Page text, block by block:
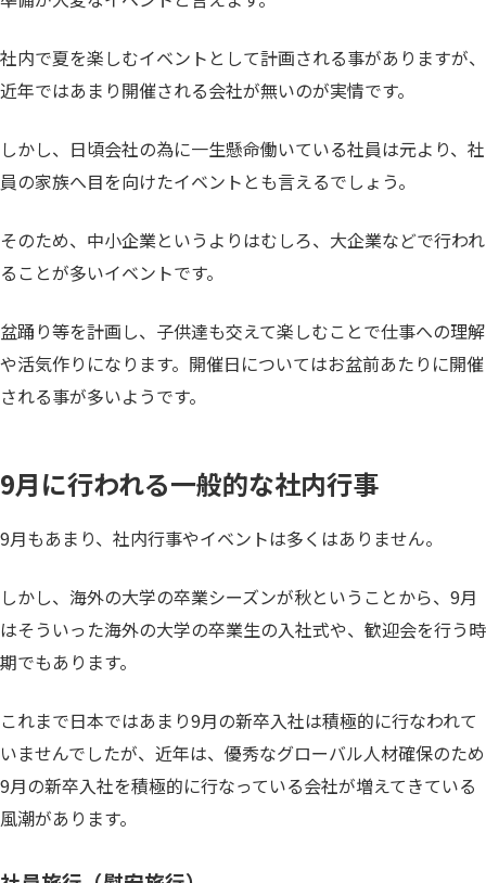
社内で夏を楽しむイベントとして計画される事がありますが、
近年ではあまり開催される会社が無いのが実情です。
しかし、日頃会社の為に一生懸命働いている社員は元より、社
員の家族へ目を向けたイベントとも言えるでしょう。
そのため、中小企業というよりはむしろ、大企業などで行われ
ることが多いイベントです。
盆踊り等を計画し、子供達も交えて楽しむことで仕事への理解
や活気作りになります。開催日についてはお盆前あたりに開催
される事が多いようです。
9月に行われる一般的な社内行事
9月もあまり、社内行事やイベントは多くはありません。
しかし、海外の大学の卒業シーズンが秋ということから、9月
はそういった海外の大学の卒業生の入社式や、歓迎会を行う時
期でもあります。
これまで日本ではあまり9月の新卒入社は積極的に行なわれて
いませんでしたが、近年は、優秀なグローバル人材確保のため
9月の新卒入社を積極的に行なっている会社が増えてきている
風潮があります。